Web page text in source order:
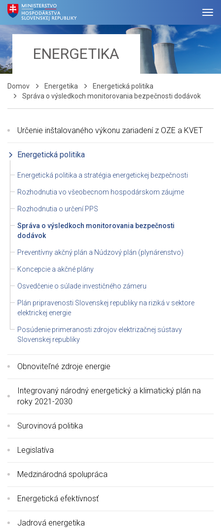
ENERGETIKA
Domov Energetika
Energetická politika
Správa o výsledkoch monitorovania bezpečnosti dodávok
Určenie inštalovaného výkonu zariadení z OZE a KVET
Energetická politika
Energetická politika a stratégia energetickej bezpečnosti
Rozhodnutia vo všeobecnom hospodárskom záujme
Rozhodnutia o určení PPS
Správa o výsledkoch monitorovania bezpečnosti
dodávok
Preventívny akčný plán a Núdzový plán (plynárenstvo)
Koncepcie a akčné plány
Osvedčenie o súlade investičného zámeru
Plán pripravenosti Slovenskej republiky na riziká v sektore
elektrickej energie
Posúdenie primeranosti zdrojov elektrizačnej sústavy
Slovenskej republiky
Obnoviteľné zdroje energie
Integrovaný národný energetický a klimatický plán na
roky 2021-2030
Surovinová politika
Legislatíva
Medzinárodná spolupráca
Energetická efektívnosť
Jadrová energetika